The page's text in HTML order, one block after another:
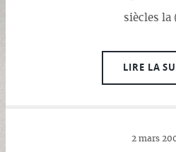
siècles la
LIRE LA
2 mars